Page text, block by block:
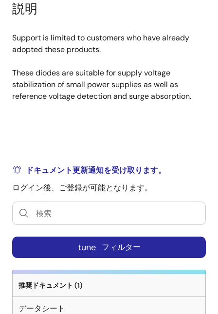
説明
Support is limited to customers who have already
adopted these products.
These diodes are suitable for supply voltage
stabilization of small power supplies as well as
reference voltage detection and surge absorption.
ドキュメント更新通知を受け取ります。
ログイン後、ご登録が可能となります。
tune フィルター
推奨ドキュメント (1)
データシート